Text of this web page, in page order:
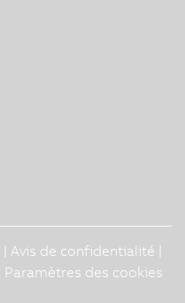
Avis de confidentialité
Paramètres des cookies